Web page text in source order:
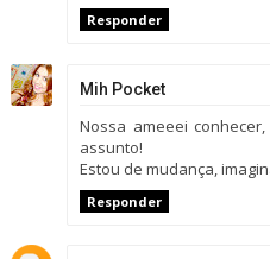
Responder
Mih Pocket
Nossa ameeei
assunto!
Estou de mudança,
Responder